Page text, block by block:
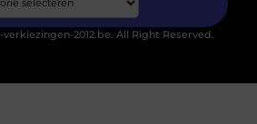
2012.be. All Right Reserved.